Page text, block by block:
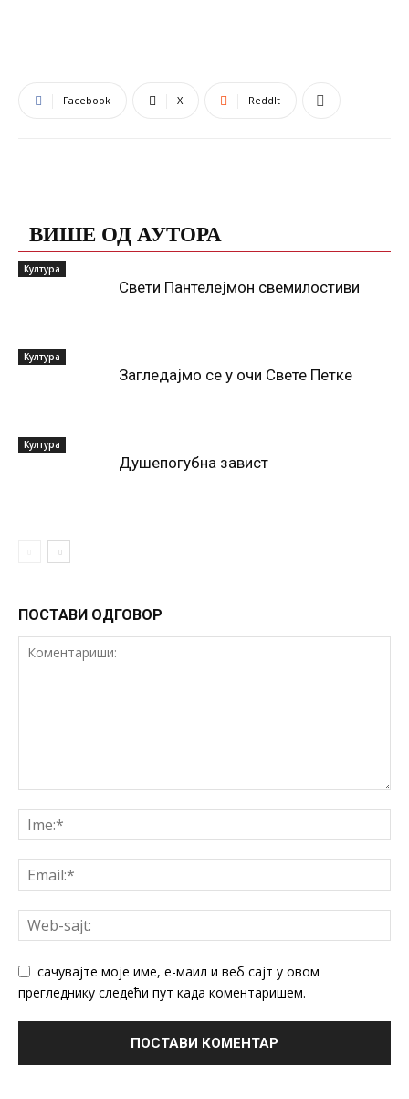
Facebook X ReddIt
ВИШЕ ОД АУТОРА
Култура
Свети Пантелејмон свемилостиви
Култура
Загледајмо се у очи Свете Петке
Култура
Душепогубна завист
ПОСТАВИ ОДГОВОР
сачувајте моје име, е-маил и веб сајт у овом
прегледнику следећи пут када коментаришем.